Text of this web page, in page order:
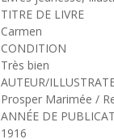
TITRE DE LIVRE
Carmen
CONDITION
Très bien
AUTEUR/
Prosper Marimée /
ANNÉE DE
1916